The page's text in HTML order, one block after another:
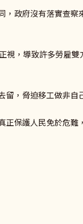
政府沒有落實查
，導致許多勞雇
，脅迫移工做非
保護人民免於危難